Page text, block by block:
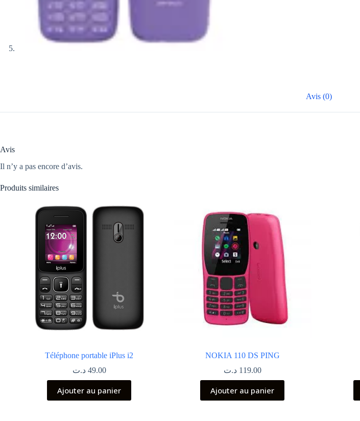
Avis (0)
Avis
Il n’y a pas encore d’avis.
Produits similaires
Téléphone portable iPlus i2
49.00 د.ت
Ajouter au panier
NOKIA 110 DS PING
119.00 د.ت
Ajouter au panier